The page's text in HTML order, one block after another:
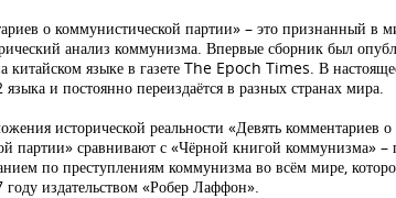
о коммунистической партии» – это признанный в
анализ коммунизма. Впервые сборник был
китайском языке в газете The Epoch Times. В
языка и постоянно переиздаётся в разных странах мира.
исторической реальности «Девять комментариев о
партии» сравнивают с «Чёрной книгой коммунизма» –
по преступлениям коммунизма во всём мире,
издательством «Робер Лаффон».